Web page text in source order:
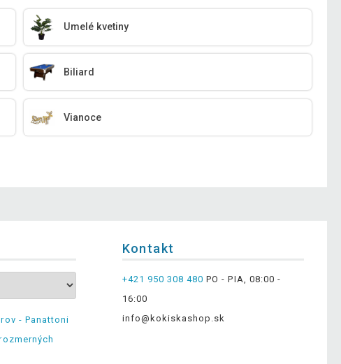
Umelé kvetiny
Biliard
Vianoce
- Panattoni
Kontakt
+421 950 308 480 PO - PIA, 08:00 -
16:00
info@kokiskashop.sk